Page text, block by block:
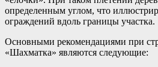
определенным углом, что
ограждений вдоль границы участка.
Основными рекомендациями при
«Шахматка» являются следующие: